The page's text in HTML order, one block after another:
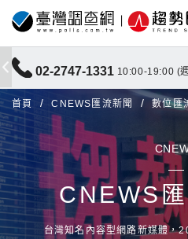
02-2747-1331 10:00-19:00 (
首頁 CNEWS匯流新聞 數位匯
CNEWS
台灣知名內容型網路新媒體，